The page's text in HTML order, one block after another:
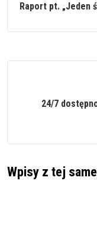
Raport pt. „Jeden
24/7
Wpisy z tej